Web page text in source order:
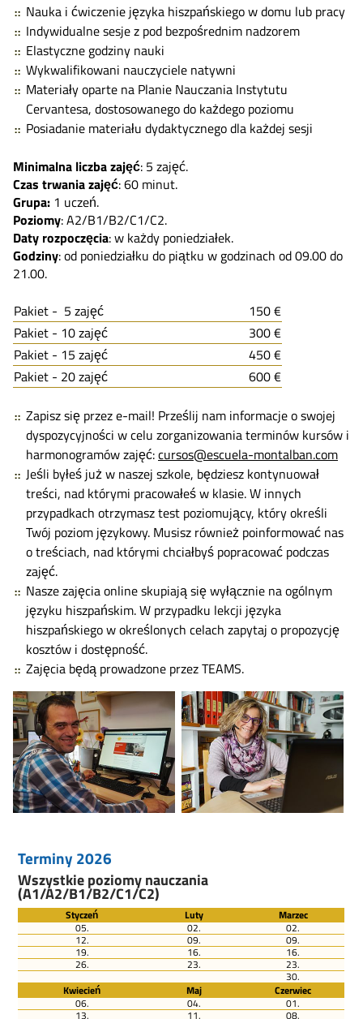
Nauka i ćwiczenie języka hiszpańskiego w domu lub pracy
Indywidualne sesje z pod bezpośrednim nadzorem
Elastyczne godziny nauki
Wykwalifikowani nauczyciele natywni
Materiały oparte na Planie Nauczania Instytutu
Cervantesa, dostosowanego do każdego poziomu
Posiadanie materiału dydaktycznego dla każdej sesji
Minimalna liczba zajęć: 5 zajęć.
Czas trwania zajęć: 60 minut.
Grupa: 1 uczeń.
Poziomy: A2/B1/B2/C1/C2.
Daty rozpoczęcia: w każdy poniedziałek.
Godziny: od poniedziałku do piątku w godzinach od 09.00 do
21.00.
Pakiet - 5 zajęć
150 €
Pakiet - 10 zajęć
300 €
Pakiet - 15 zajęć
450 €
Pakiet - 20 zajęć
600 €
Zapisz się przez e-mail! Prześlij nam informacje o swojej
dyspozycyjności w celu zorganizowania terminów kursów i
harmonogramów zajęć:cursos@escuela-montalban.com
Jeśli byłeś już w naszej szkole, będziesz kontynuował
treści, nad którymi pracowałeś w klasie. W innych
przypadkach otrzymasz test poziomujący, który określi
Twój poziom językowy. Musisz również poinformować nas
o treściach, nad którymi chciałbyś popracować podczas
zajęć.
Nasze zajęcia online skupiają się wyłącznie na ogólnym
języku hiszpańskim. W przypadku lekcji języka
hiszpańskiego w określonych celach zapytaj o propozycję
kosztów i dostępność.
Zajęcia będą prowadzone przez TEAMS.
Terminy 2026
Wszystkie poziomy nauczania
(A1/A2/B1/B2/C1/C2)
Styczeń Luty
Marzec
05.
02. 02.
12. 09. 09.
19. 16. 16.
26. 23. 23.
30.
Kwiecień
Maj
Czerwiec
06.
04. 01.
13. 11. 08.